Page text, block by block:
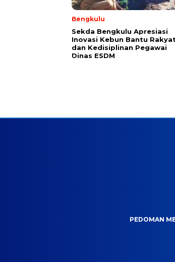
Bengkulu
Sekda Bengkulu Apresiasi
Inovasi Kebun Bantu
dan Kedisiplinan Pegawai
Dinas ESDM
PEDOMAN